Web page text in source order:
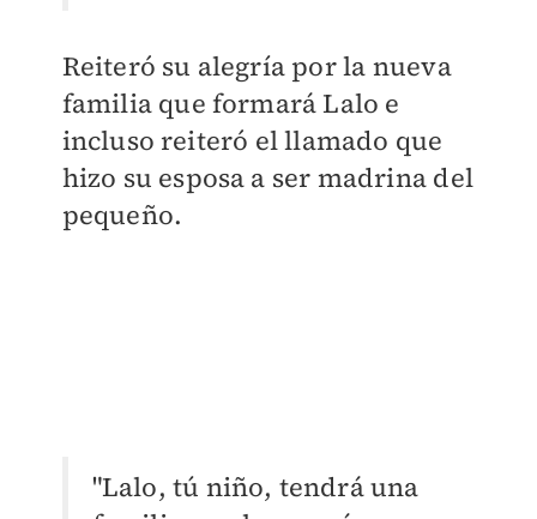
Reiteró su alegría por la nueva
familia que formará Lalo e
incluso reiteró el llamado que
hizo su esposa a ser madrina del
pequeño.
"Lalo, tú niño, tendrá una